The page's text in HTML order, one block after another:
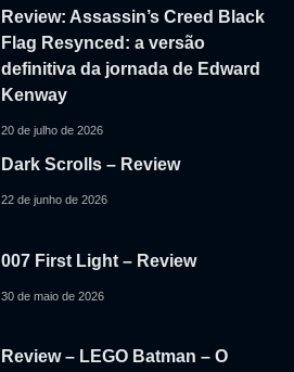
Review: Assassin’s Creed Black
Flag Resynced: a versão
definitiva da jornada de Edward
Kenway
20 de julho de 2026
Dark Scrolls – Review
22 de junho de 2026
007 First Light – Review
30 de maio de 2026
Review – LEGO Batman – O